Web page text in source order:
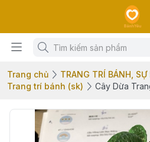
Trang chủ
TRANG TRÍ BÁNH, SỰ
Trang trí bánh (sk)
Cây Dừa